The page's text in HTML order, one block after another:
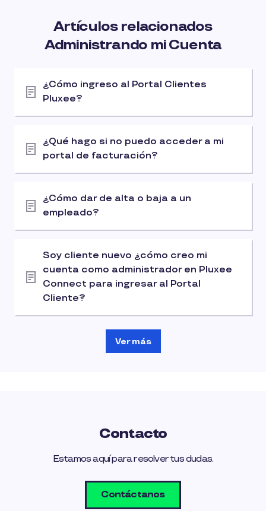
Artículos relacionados
Administrando mi Cuenta
¿Cómo ingreso al Portal Clientes
Pluxee?
¿Qué hago si no puedo acceder a mi
portal de facturación?
¿Cómo dar de alta o baja a un
empleado?
Soy cliente nuevo ¿cómo creo mi
cuenta como administrador en Pluxee
Connect para ingresar al Portal
Cliente?
Ver más
Contacto
Estamos aquí para resolver tus dudas.
Contáctanos